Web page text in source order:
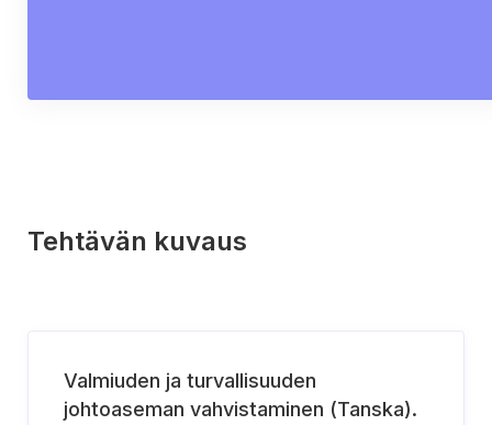
Tehtävän kuvaus
Valmiuden ja turvallisuuden
johtoaseman vahvistaminen (Tanska).